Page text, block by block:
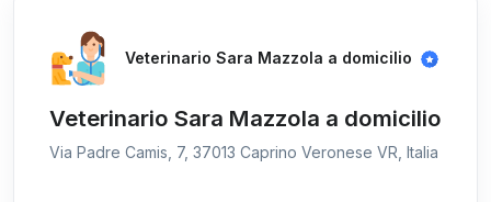
Veterinario Sara Mazzola a domicilio
Veterinario Sara Mazzola a domicilio
Via Padre Camis, 7, 37013 Caprino Veronese VR, Italia